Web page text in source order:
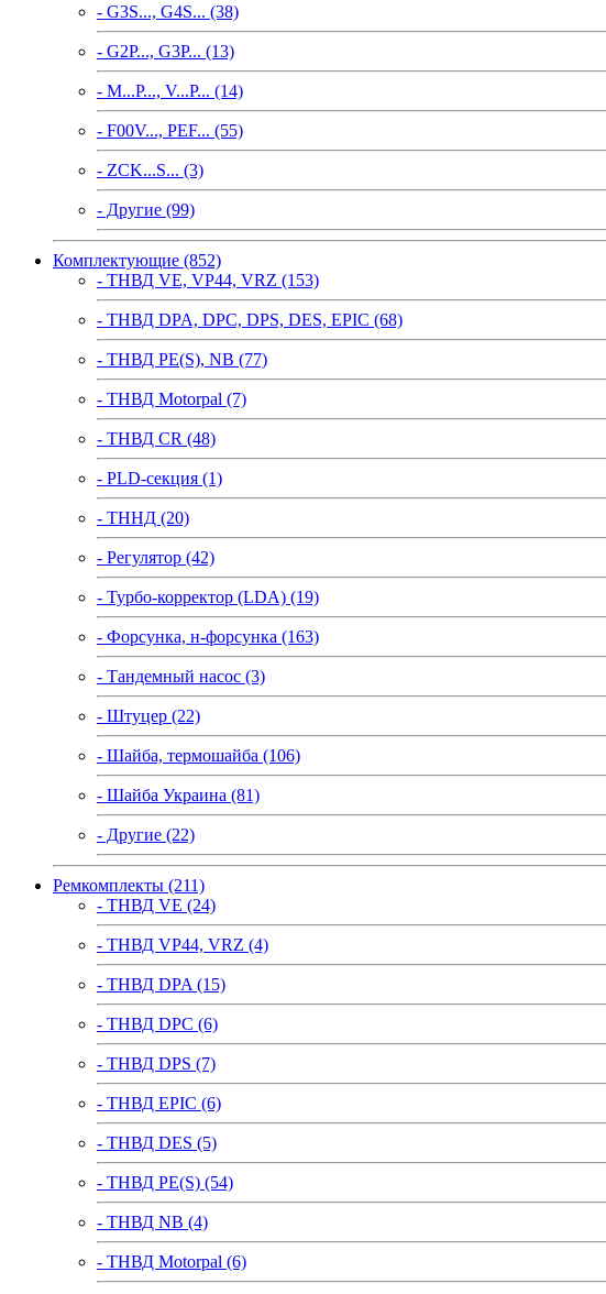
- G3S..., G4S... (38)
- G2P..., G3P... (13)
- M...P..., V...P... (14)
- F00V..., PEF... (55)
- ZCK...S... (3)
- Другие (99)
Комплектующие (852)
- ТНВД VE, VP44, VRZ (153)
- ТНВД DPA, DPC, DPS, DES, EPIC (68)
- ТНВД PE(S), NB (77)
- ТНВД Motorpal (7)
- ТНВД CR (48)
- PLD-секция (1)
- ТННД (20)
- Регулятор (42)
- Турбо-корректор (LDA) (19)
- Форсунка, н-форсунка (163)
- Тандемный насос (3)
- Штуцер (22)
- Шайба, термошайба (106)
- Шайба Украина (81)
- Другие (22)
Ремкомплекты (211)
- ТНВД VE (24)
- ТНВД VP44, VRZ (4)
- ТНВД DPA (15)
- ТНВД DPC (6)
- ТНВД DPS (7)
- ТНВД EPIC (6)
- ТНВД DES (5)
- ТНВД PE(S) (54)
- ТНВД NB (4)
- ТНВД Motorpal (6)